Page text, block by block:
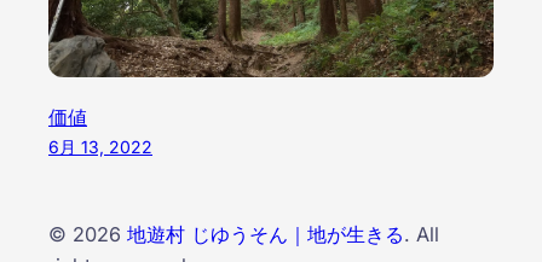
価値
6月 13, 2022
© 2026 地遊村 じゆうそん｜地が生きる. All